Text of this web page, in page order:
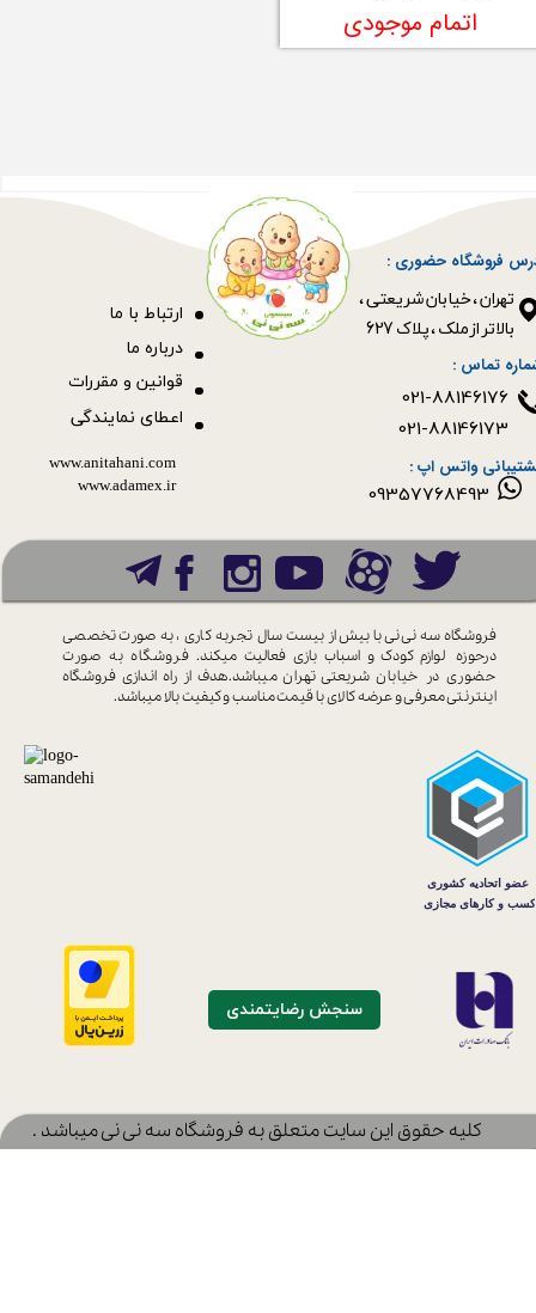
اتمام موجودی
فروشگاه حضوری :
​​​​​​​تهران ، خیابان شریعتی ،
بالاتر از ملک ، پلاک 627​​​​​​​
قوانین و مقررات
ارتباط با ما
09357768493
درباره ما
اعطای نمایندگی
www.anitahani.com
www.ada​​​​​​​mex.ir
فروشگاه سه نی نی با بیش از بیست سال تجربه کاری ، به صورت تخصصی
درحوزه لوازم کودک و اسباب بازی فعالیت میکند. فروشگاه به صورت
حضوری در خیابان شریعتی تهران میباشد.هدف از راه اندازی فروشگاه
اینترنتی معرفی و عرضه کالای باقیمت مناسب و کیفیت بالا میباشد.
تماس :
واتس اپ :
سنجش رضایتمندی
​کلیه حقوق این سایت متعلق به فروشگاه سه نی نی میباشد .